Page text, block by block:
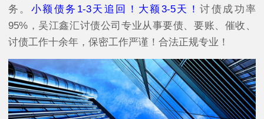
务。 小额债务1-3天追回！大额3-5天！讨债成功率
95%，吴江鑫汇讨债公司专业从事要债、要账、催收、
讨债工作十余年，保密工作严谨！合法正规专业！